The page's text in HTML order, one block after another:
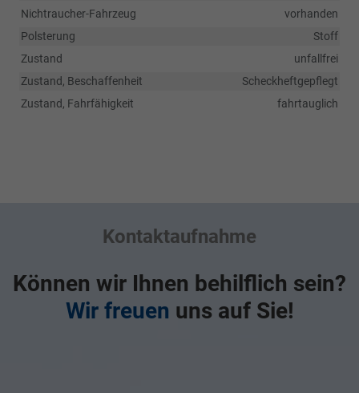
Nichtraucher-Fahrzeug
vorhanden
Polsterung
Stoff
Zustand
unfallfrei
Zustand, Beschaffenheit
Scheckheftgepflegt
Zustand, Fahrfähigkeit
fahrtauglich
Kontaktaufnahme
Können wir Ihnen behilflich sein?
Wir freuen uns auf Sie!